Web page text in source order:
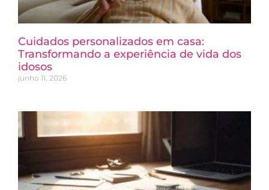
Cuidados personalizados em casa:
Transformando a experiência de vida dos
idosos
junho 11, 2026